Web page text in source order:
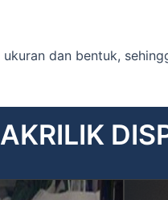
dan bentuk,
AKRILIK